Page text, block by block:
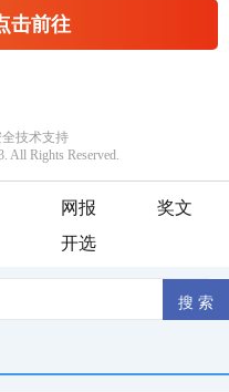
网报
奖文
开选